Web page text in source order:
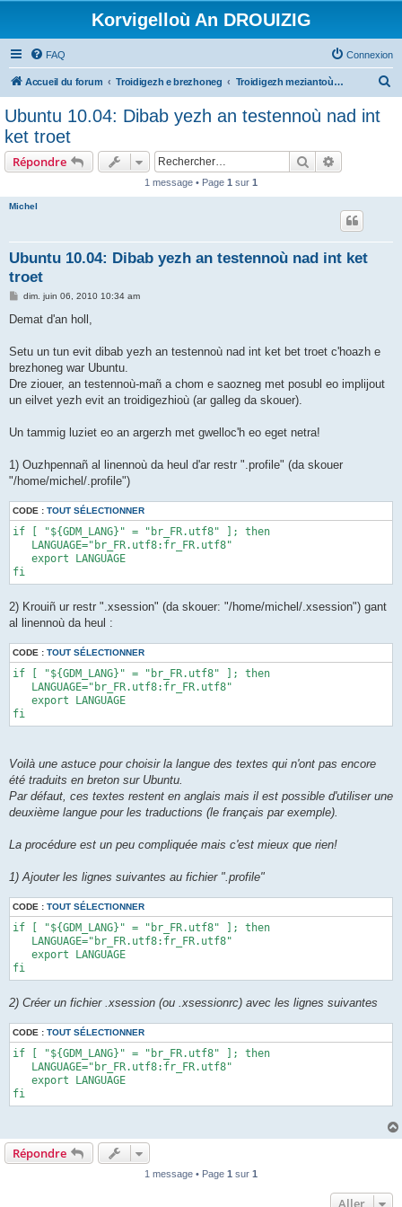
Korvigelloù An DROUIZIG
FAQ Connexion
Accueil du forum Troidigezh e brezhoneg Troidigezh meziantoù all (frank a wirioù evit an darn vrasañ anezho)
Ubuntu 10.04: Dibab yezh an testennoù nad int
ket troet
Répondre Rechercher
1 message • Page 1 sur 1
Michel
Ubuntu 10.04: Dibab yezh an testennoù nad int ket
troet
M
s
g
dim. juin 06, 2010 10:34 am
Demat d'an holl,
Setu un tun evit dibab yezh an testennoù nad int ket bet troet c'hoazh e
brezhoneg war Ubuntu.
Dre ziouer, an testennoù-mañ a chom e saozneg met posubl eo implijout
un eilvet yezh evit an troidigezhioù (ar galleg da skouer).
Un tammig luziet eo an argerzh met gwelloc'h eo eget netra!
1) Ouzhpennañ al linennoù da heul d'ar restr ".profile" (da skouer
"/home/michel/.profile")
CODE : TOUT SÉLECTIONNER
if [ "${GDM_LANG}" = "br_FR.utf8" ]; then
   LANGUAGE="br_FR.utf8:fr_FR.utf8"
   export LANGUAGE
fi
2) Krouiñ ur restr ".xsession" (da skouer: "/home/michel/.xsession") gant
al linennoù da heul :
CODE : TOUT SÉLECTIONNER
if [ "${GDM_LANG}" = "br_FR.utf8" ]; then
   LANGUAGE="br_FR.utf8:fr_FR.utf8"
   export LANGUAGE
fi
Voilà une astuce pour choisir la langue des textes qui n'ont pas encore
été traduits en breton sur Ubuntu.
Par défaut, ces textes restent en anglais mais il est possible d'utiliser une
deuxième langue pour les traductions (le français par exemple).
La procédure est un peu compliquée mais c'est mieux que rien!
1) Ajouter les lignes suivantes au fichier ".profile"
CODE : TOUT SÉLECTIONNER
if [ "${GDM_LANG}" = "br_FR.utf8" ]; then
   LANGUAGE="br_FR.utf8:fr_FR.utf8"
   export LANGUAGE
fi
2) Créer un fichier .xsession (ou .xsessionrc) avec les lignes suivantes
CODE : TOUT SÉLECTIONNER
if [ "${GDM_LANG}" = "br_FR.utf8" ]; then
   LANGUAGE="br_FR.utf8:fr_FR.utf8"
   export LANGUAGE
fi
Répondre
1 message • Page 1 sur 1